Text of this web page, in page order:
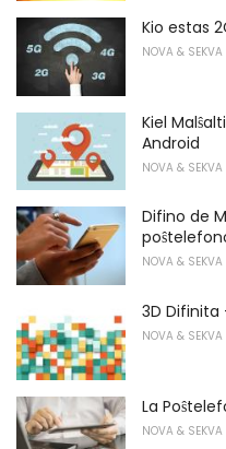
Kio estas
NOVA & SEKVA
Kiel
Android
NOVA & SEKVA
Difino de
NOVA & SEKVA
3D Difinita
NOVA & SEKVA
La
NOVA & SEKVA